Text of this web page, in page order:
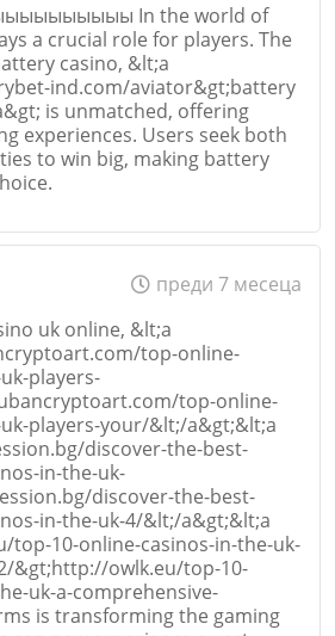
Откажи
Откажи
In the world of
a crucial role for players. The
casino, &lt;a
ind.com/aviator&gt;battery
is unmatched, offering
experiences. Users seek both
to win big, making battery
преди 7 месеца
uk online, &lt;a
top-online-
players-
top-online-
players-your/&lt;/a&gt;&lt;a
discover-the-best-
in-the-uk-
discover-the-best-
in-the-uk-4/&lt;/a&gt;&lt;a
top-10-online-casinos-in-the-uk-
&gt;http://owlk.eu/top-10-
uk-a-comprehensive-
is transforming the gaming